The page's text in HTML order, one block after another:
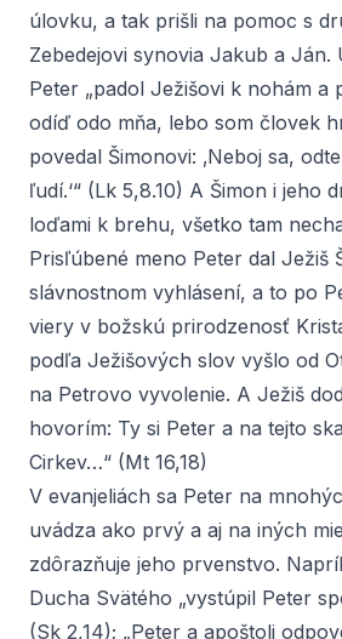
úlovku, a tak prišli na pomoc s
Zebedejovi synovia Jakub a Ján.
Peter „padol Ježišovi k nohám a
odíď odo mňa, lebo som človek
povedal Šimonovi: ‚Neboj sa,
ľudí.‘“ (Lk 5,8.10) A Šimon i jeho
loďami k brehu, všetko tam
Prisľúbené meno Peter dal Ježiš
slávnostnom vyhlásení, a to po
viery v božskú prirodzenosť
podľa Ježišových slov vyšlo od
na Petrovo vyvolenie. A Ježiš
hovorím: Ty si Peter a na tejto
Cirkev…“ (Mt 16,18)
V evanjeliách sa Peter na
uvádza ako prvý a aj na iných
zdôrazňuje jeho prvenstvo.
Ducha Svätého „vystúpil Peter
(Sk 2,14); „Peter a apoštoli